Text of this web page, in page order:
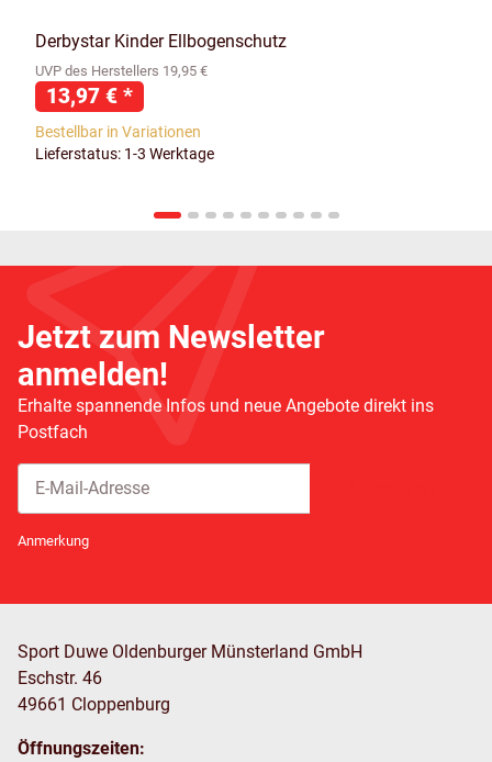
Derbystar Kinder Ellbogenschutz
UVP des Herstellers 19,95 €
13,97 € *
Bestellbar in Variationen
Lieferstatus: 1-3 Werktage
Jetzt zum Newsletter
anmelden!
Erhalte spannende Infos und neue Angebote direkt ins
Postfach
Anmerkung
Sport Duwe Oldenburger Münsterland GmbH
Eschstr. 46
49661 Cloppenburg
Öffnungszeiten: